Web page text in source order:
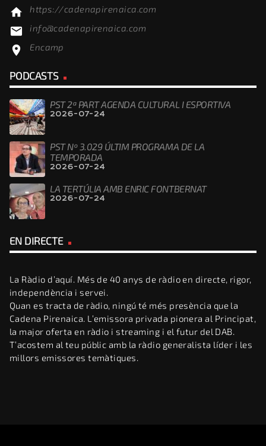
home https://cadenapirenaica.com
email info@cadenapirenaica.com
location_on Encamp
PODCASTS
PST 2ª PART AGENDA CULTURAL I ESPORTIVA
2026-07-24
PST Nº 3.029 ÚLTIM PROGRAMA DE LA
TEMPORADA
2026-07-24
LA TERTÚLIA AMB ENRIC FONTBERNAT
2026-07-24
EN DIRECTE
La Ràdio d’aquí. Més de 40 anys de ràdio en directe, rigor,
independència i servei.
Quan es tracta de ràdio, ningú té més presència que la
Cadena Pirenaica. L’emissora privada pionera al Principat,
la major oferta en ràdio i streaming i el futur del DAB.
T’acostem al teu públic amb la ràdio generalista líder i les
millors emissores temàtiques.